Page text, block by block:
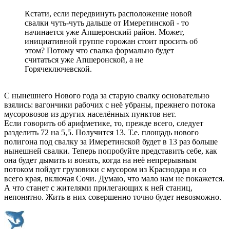
Кстати, если передвинуть расположение новой
свалки чуть-чуть дальше от Имеретинской - то
начинается уже Апшеронский район. Может,
инициативной группе горожан стоит просить об
этом? Потому что свалка формально будет
считаться уже Апшеронской, а не
Горячеключевской.
С нынешнего Нового года за старую свалку основательно
взялись: вагончики рабочих с неё убраны, прежнего потока
мусоровозов из других населённых пунктов нет.
Если говорить об арифметике, то, прежде всего, следует
разделить 72 на 5,5. Получится 13. Т.е. площадь нового
полигона под свалку за Имеретинской будет в 13 раз больше
нынешней свалки. Теперь попробуйте представить себе, как
она будет дымить и вонять, когда на неё непрерывным
потоком пойдут грузовики с мусором из Краснодара и со
всего края, включая Сочи. Думаю, что мало нам не покажется.
А что станет с жителями прилегающих к ней станиц,
непонятно. Жить в них совершенно точно будет невозможно.